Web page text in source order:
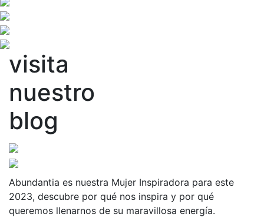
visita
nuestro
blog
Abundantia es nuestra Mujer Inspiradora para este
2023, descubre por qué nos inspira y por qué
queremos llenarnos de su maravillosa energía.